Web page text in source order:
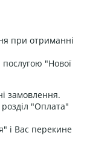
при отриманні
послугою "Нової
замовлення.
"Оплата"
і Вас перекине